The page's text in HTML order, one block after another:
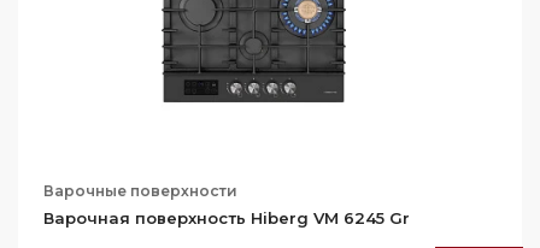
Варочные поверхности
Варочная поверхность Hiberg VM 6245 Gr